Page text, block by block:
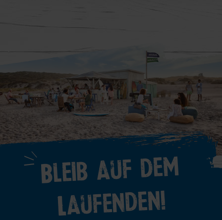
Bleib auf dem
Laufenden!